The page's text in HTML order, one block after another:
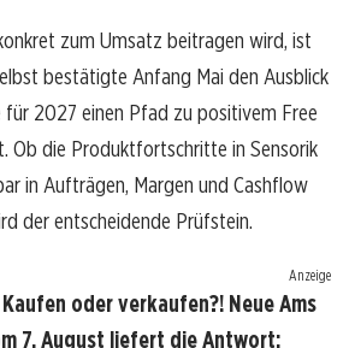
zum Umsatz beitragen wird, ist
bestätigte Anfang Mai den Ausblick
2027 einen Pfad zu positivem Free
Ob die Produktfortschritte in Sensorik
in Aufträgen, Margen und Cashflow
der entscheidende Prüfstein.
Anzeige
oder verkaufen?! Neue Ams
7. August liefert die Antwort: